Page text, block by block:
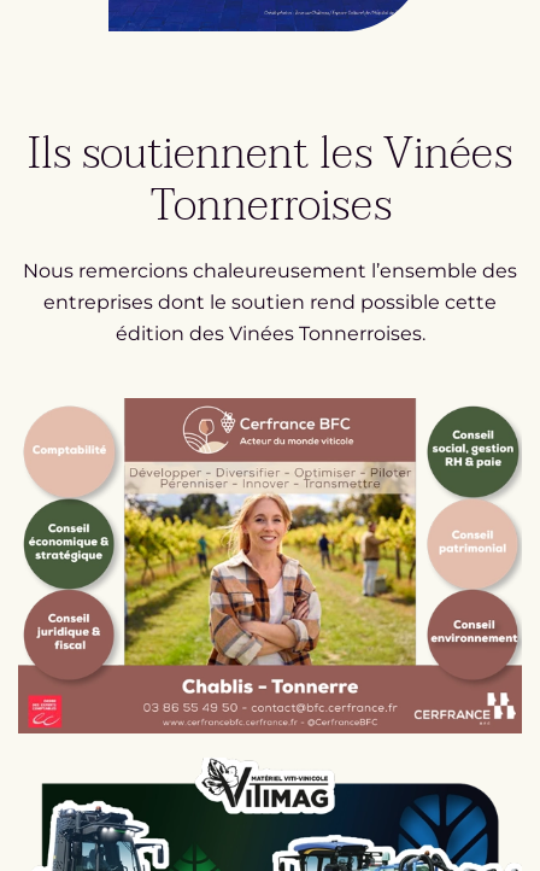
Ils soutiennent les Vinées
Tonnerroises
Nous remercions chaleureusement l’ensemble des
entreprises dont le soutien rend possible cette
édition des Vinées Tonnerroises.